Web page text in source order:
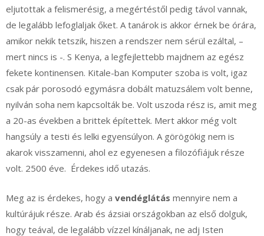
eljutottak a felismerésig, a megértéstől pedig távol vannak,
de legalább lefoglaljak őket. A tanárok is akkor érnek be órára,
amikor nekik tetszik, hiszen a rendszer nem sérül ezáltal, –
mert nincs is -. S Kenya, a legfejlettebb majdnem az egész
fekete kontinensen. Kitale-ban Komputer szoba is volt, igaz
csak pár porosodó egymásra dobált matuzsálem volt benne,
nyilván soha nem kapcsolták be. Volt uszoda rész is, amit meg
a 20-as években a brittek építettek. Mert akkor még volt
hangsúly a testi és lelki egyensúlyon. A görögökig nem is
akarok visszamenni, ahol ez egyenesen a filozófiájuk része
volt. 2500 éve. Érdekes idő utazás.
Meg az is érdekes, hogy a vendéglátás mennyire nem a
kultúrájuk része. Arab és ázsiai országokban az első dolguk,
hogy teával, de legalább vízzel kínáljanak, ne adj Isten